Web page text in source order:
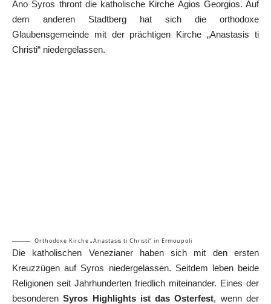
Ano Syros thront die katholische Kirche Agios Georgios. Auf
dem anderen Stadtberg hat sich die orthodoxe
Glaubensgemeinde mit der prächtigen Kirche „Anastasis ti
Christi“ niedergelassen.
Orthodoxe Kirche „Anastasis ti Christi“ in Ermoupoli
Die katholischen Venezianer haben sich mit den ersten
Kreuzzügen auf Syros niedergelassen. Seitdem leben beide
Religionen seit Jahrhunderten friedlich miteinander. Eines der
besonderenSyros Highlights ist das Osterfest, wenn der